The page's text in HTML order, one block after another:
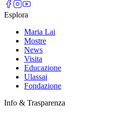
Esplora
Maria Lai
Mostre
News
Visita
Educazione
Ulassai
Fondazione
Info & Trasparenza